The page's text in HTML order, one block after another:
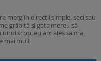
merg în direcții simple, seci sau
grăbită și gata mereu să
scop, eu am ales să mă
mai mult